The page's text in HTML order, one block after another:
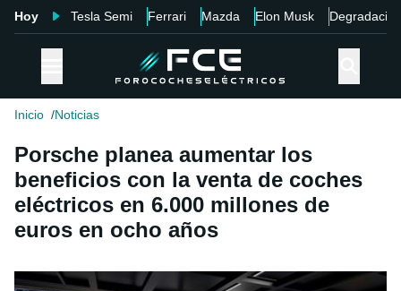
Hoy Tesla Semi Ferrari Mazda Elon Musk Degradación
Inicio Noticias
Porsche planea aumentar los
beneficios con la venta de coches
eléctricos en 6.000 millones de
euros en ocho años